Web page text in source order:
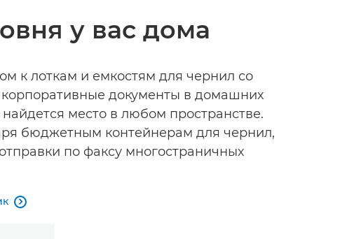
у вас дома
к лоткам и емкостям для чернил со
документы в домашних
место в любом пространстве.
бюджетным контейнерам для чернил,
по факсу многостраничных
